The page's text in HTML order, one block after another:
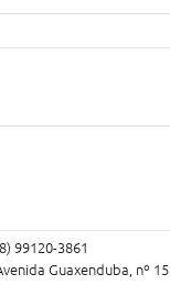
99120-3861
Guaxenduba, nº